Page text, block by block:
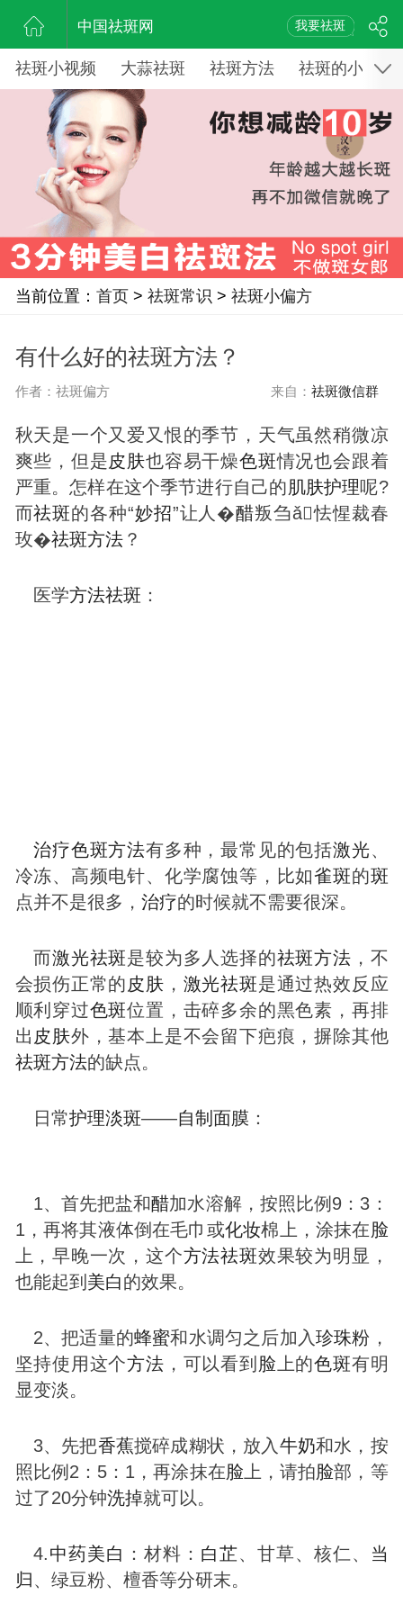
中国祛斑网 我要祛斑
祛斑小视频 大蒜祛斑 祛斑方法 祛斑的小窍门
当前位置： 首页> 祛斑常识 > 祛斑小偏方
有什么好的祛斑方法？
作者：祛斑偏方 来自： 祛斑微信群
秋天是一个又爱又恨的季节，天气虽然稍微凉
爽些，但是皮肤也容易干燥色斑情况也会跟着
严重。怎样在这个季节进行自己的肌肤护理呢?
而祛斑的各种“妙招”让人�醋叛刍ǎ怯惺裁春
玫�祛斑方法？
医学方法祛斑 ：
治疗色斑方法有多种，最常见的包括激光、
冷冻、高频电针、化学腐蚀等，比如雀斑的斑
点并不是很多， 治疗的时候就不需要很深。
而激光祛斑是较为多人选择的祛斑方法 ，不
会损伤正常的 皮肤 ， 激光祛斑是通过热效反应
顺利穿过色斑位置，击碎多余的黑色素，再排
出 皮肤外，基本上是不会留下疤痕，摒除其他
祛斑方法的缺点。
日常护理淡斑——自制 面膜 ：
1、首先把盐和醋加水溶解，按照比例9：3：
1，再将其液体倒在毛巾或化妆棉上，涂抹在脸
上，早晚一次，这个方法祛斑效果较为明显，
也能起到 美白的效果。
2、把适量的蜂蜜和水调匀之后加入珍珠粉 ，
坚持使用这个方法 ，可以看到 脸 上的色斑有明
显变淡。
3、先把香蕉搅碎成糊状，放入 牛奶和水，按
照比例2：5：1，再涂抹在脸 上，请拍脸部，等
过了20分钟洗掉就可以。
4.中药美白 ：材料： 白芷、甘草、核仁、
当
归、绿豆粉、檀香等分研末。